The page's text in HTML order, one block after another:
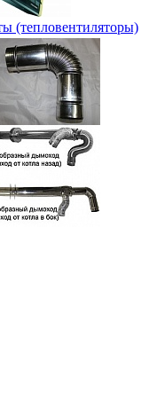
(тепловентиляторы)